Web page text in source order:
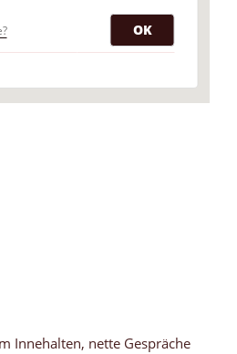
OK
Innehalten, nette Gespräche